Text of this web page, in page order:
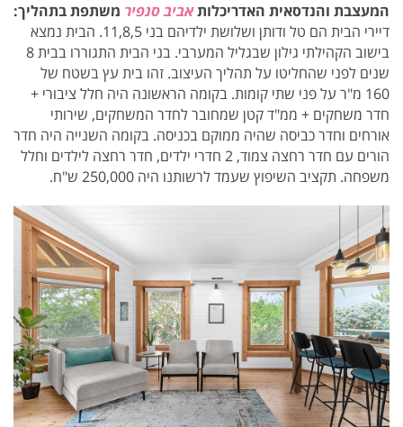
המעצבת והנדסאית האדריכלותאביב סנפיר משתפת בתהליך:
דיירי הבית הם טל ודותן ושלושת ילדיהם בני 11,8,5. הבית נמצא
בישוב הקהילתי גילון שבגליל המערבי. בני הבית התגוררו בבית 8
שנים לפני שהחליטו על תהליך העיצוב. זהו בית עץ בשטח של
160 מ"ר על פני שתי קומות. בקומה הראשונה היה חלל ציבורי +
חדר משחקים + ממ"ד קטן שמחובר לחדר המשחקים, שירותי
אורחים וחדר כביסה שהיה ממוקם בכניסה. בקומה השנייה היה חדר
הורים עם חדר רחצה צמוד, 2 חדרי ילדים, חדר רחצה לילדים וחלל
משפחה. תקציב השיפוץ שעמד לרשותנו היה 250,000 ש"ח.